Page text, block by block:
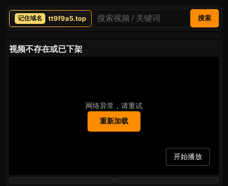
tt9f9a5.top 搜索
视频不存在或已下架
网络异常，请重试
重新加载
开始播放